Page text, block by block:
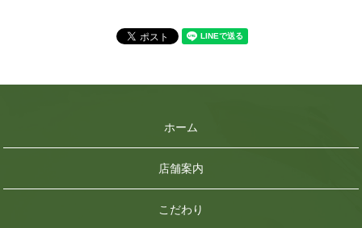
ホーム
店舗案内
こだわり